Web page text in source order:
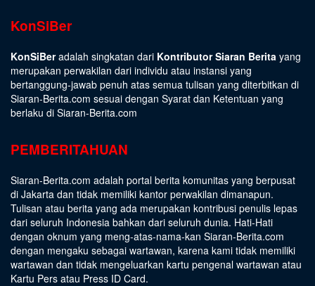
KonSiBer
KonSiBeradalah singkatan dari Kontributor Siaran Berita yang
merupakan perwakilan dari individu atau instansi yang
bertanggung-jawab penuh atas semua tulisan yang diterbitkan di
Siaran-Berita.com sesuai dengan Syarat dan Ketentuan yang
berlaku di Siaran-Berita.com
PEMBERITAHUAN
Siaran-Berita.com adalah portal berita komunitas yang berpusat
di Jakarta dan tidak memiliki kantor perwakilan dimanapun.
Tulisan atau berita yang ada merupakan kontribusi penulis lepas
dari seluruh Indonesia bahkan dari seluruh dunia. Hati-Hati
dengan oknum yang meng-atas-nama-kan Siaran-Berita.com
dengan mengaku sebagai wartawan, karena kami tidak memiliki
wartawan dan tidak mengeluarkan kartu pengenal wartawan atau
Kartu Pers atau Press ID Card.